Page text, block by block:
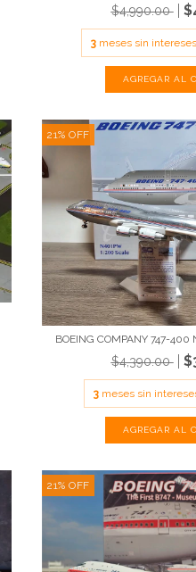
$4,990.00
3 meses sin
21%OFF
BOEING COMPANY 747-400
$4,390.00
3 meses sin
21%OFF